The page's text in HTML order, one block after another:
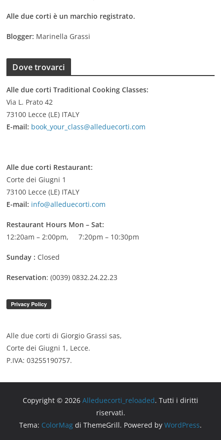
Alle due corti è un marchio registrato.
Blogger: Marinella Grassi
Dove trovarci
Alle due corti Traditional Cooking Classes:
Via L. Prato 42
73100 Lecce (LE) ITALY
E-mail: book_your_class@alleduecorti.com
Alle due corti Restaurant:
Corte dei Giugni 1
73100 Lecce (LE) ITALY
E-mail: info@alleduecorti.com
Restaurant Hours Mon – Sat:
12:20am – 2:00pm, 7:20pm – 10:30pm
Sunday : Closed
Reservation: (0039) 0832.24.22.23
Alle due corti di Giorgio Grassi sas,
Corte dei Giugni 1, Lecce.
P.IVA: 03255190757.
Copyright © 2026 Alleduecorti_reloaded. Tutti i diritti
riservati.
Tema: ColorMag di ThemeGrill. Powered by WordPress.